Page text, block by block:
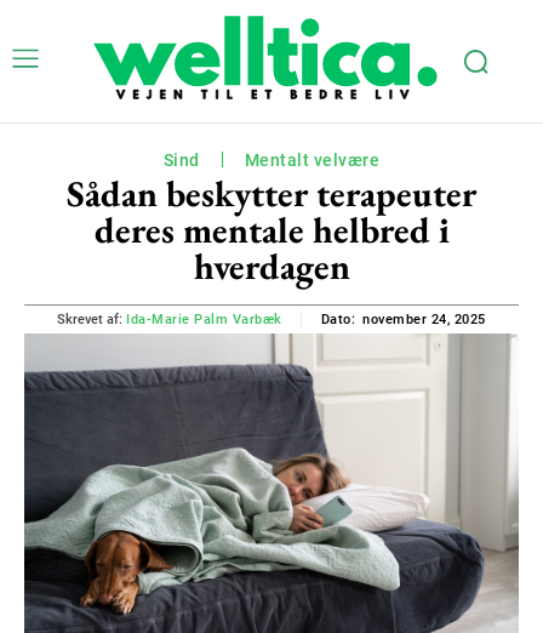
Sind Mentalt velvære
Sådan beskytter terapeuter
deres mentale helbred i
hverdagen
Skrevet af: Ida-Marie Palm Varbæk Dato: november 24, 2025